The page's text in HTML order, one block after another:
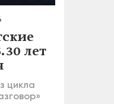
30 лет
цикла